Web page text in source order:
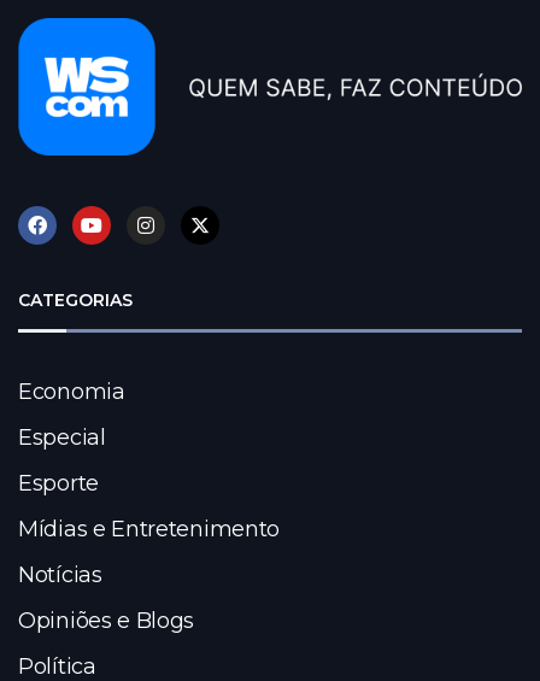
CATEGORIAS
Economia
Especial
Esporte
Mídias e Entretenimento
Notícias
Opiniões e Blogs
Política